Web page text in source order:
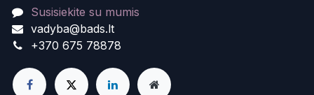
Susisiekite su mumis
vadyba@bads.lt
+370 675 78878